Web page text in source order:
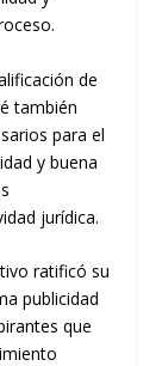
de
también
para el
y buena
jurídica.
ratificó su
publicidad
que